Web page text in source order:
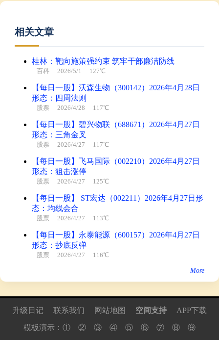
相关文章
桂林：靶向施策强约束 筑牢干部廉洁防线
百科 2026/5/1 127℃
【每日一股】沃森生物（300142）2026年4月28日
形态：四周法则
股票 2026/4/28 117℃
【每日一股】碧兴物联（688671）2026年4月27日
形态：三角金叉
股票 2026/4/27 117℃
【每日一股】飞马国际（002210）2026年4月27日
形态：狙击涨停
股票 2026/4/27 125℃
【每日一股】 ST宏达（002211）2026年4月27日形
态：均线会合
股票 2026/4/27 113℃
【每日一股】永泰能源（600157）2026年4月27日
形态：抄底反弹
股票 2026/4/27 116℃
More
升级日记 联系我们 网站地图 空间支持 APP下载
模板演示： ① ② ③ ④ ⑤ ⑥ ⑦ ⑧
⑨